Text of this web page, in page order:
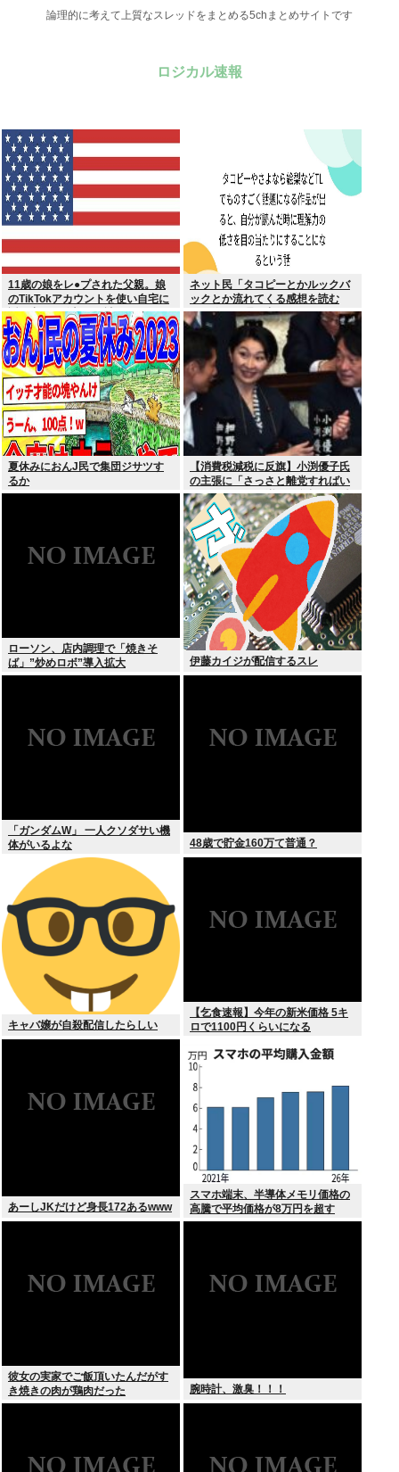
論理的に考えて上質なスレッドをまとめる5chまとめサイトです
ロジカル速報
11歳の娘をレ●プされた父親。娘
のTikTokアカウントを使い自宅に
誘き出し、銃撃で天誅！
ネット民「タコピーとかルックバ
ックとか流れてくる感想を読む
と、俺って理解力低すぎ！？ って
超凹む。つらい」
夏休みにおんJ民で集団ジサツす
るか
【消費税減税に反旗】小渕優子氏
の主張に「さっさと離党すればい
いのに」SNSで逆風…父親から続
く「消費税の系譜」とは
ローソン、店内調理で「焼きそ
ば」”炒めロボ”導入拡大
伊藤カイジが配信するスレ
「ガンダムW」 一人クソダサい機
体がいるよな
48歳で貯金160万て普通？
キャバ嬢が自殺配信したらしい
【乞食速報】今年の新米価格 5キ
ロで1100円くらいになる
あーしJKだけど身長172あるwww
スマホ端末、半導体メモリ価格の
高騰で平均価格が8万円を超す
彼女の実家でご飯頂いたんだがす
き焼きの肉が鶏肉だった
腕時計、激臭！！！